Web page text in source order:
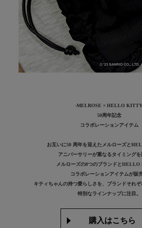
-MELROSE × HELLO
50周年記念
コラボレーションアイテム
お互いに50 周年を迎えたメルローズと
アニバーサリーが重なるタイミングを
メルローズの8つのブランドと
コラボレーションアイテムが販売
キティちゃんの持つ愛らしさを、ブランドそれ
特別なラインナップに注目。
購入はこちら